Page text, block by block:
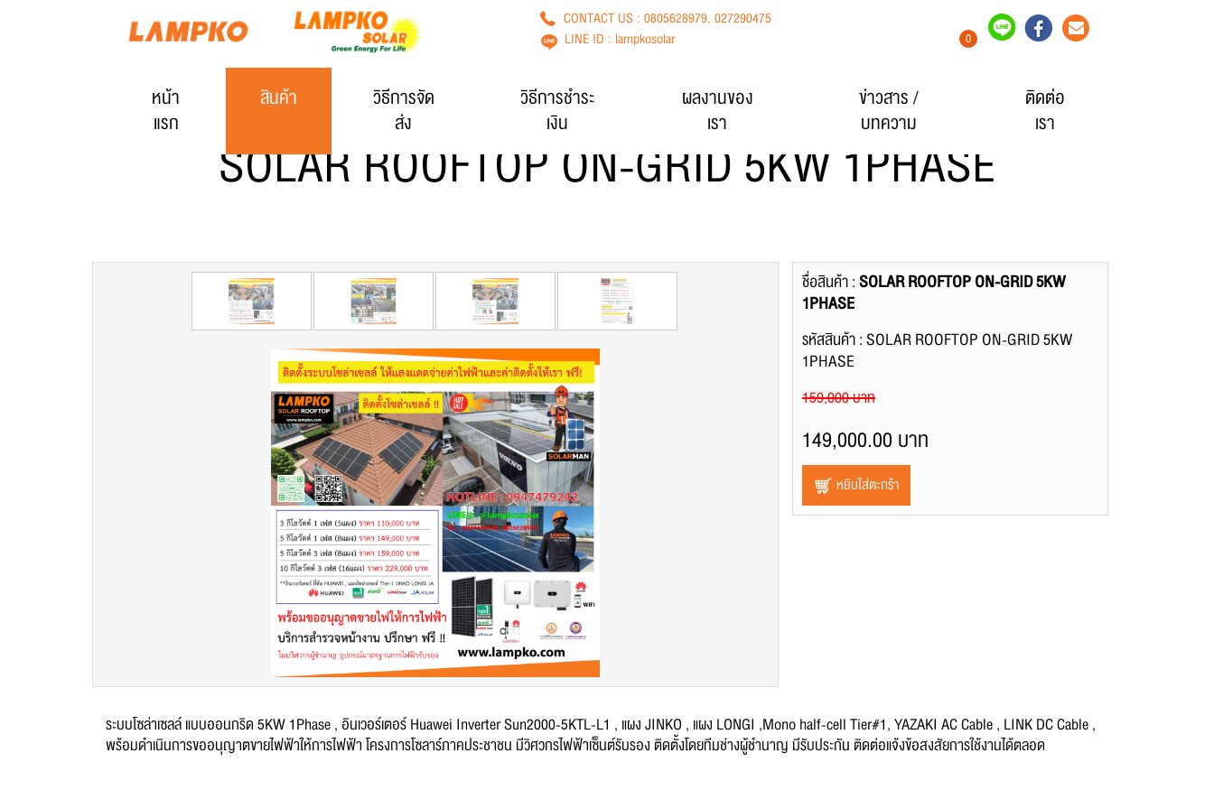
CONTACT US : 0805628979, 027290475
LINE ID : lampkosolar 0
หน้า
แรก
สินค้า
วิธีการจัด
ส่ง
วิธีการชำระ
เงิน
ผลงานของ
เรา
ข่าวสาร /
บทความ
ติดต่อ
เรา
SOLAR ROOFTOP ON-GRID 5KW 1PHASE
ชื่อสินค้า :SOLAR ROOFTOP ON-GRID 5KW
1PHASE
รหัสสินค้า : SOLAR ROOFTOP ON-GRID 5KW
1PHASE
159,000 บาท
149,000.00 บาท
หยิบใส่ตะกร้า
ระบบโซล่าเซลล์ แบบออนกริด 5KW 1Phase , อินเวอร์เตอร์ Huawei Inverter Sun2000-5KTL-L1 , แผง JINKO , แผง LONGI ,Mono half-cell Tier#1, YAZAKI AC Cable , LINK DC Cable ,
พร้อมดำเนินการขออนุญาตขายไฟฟ้าให้การไฟฟ้า โครงการโซลาร์ภาคประชาชน มีวิศวกรไฟฟ้าเซ็นต์รับรอง ติดตั้งโดยทีมช่างผู้ชำนาญ มีรับประกัน ติดต่อแจ้งข้อสงสัยการใช้งานได้ตลอด